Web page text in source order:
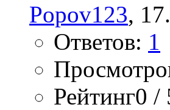
Popov123,
Ответов: 1
Рейтинг0 /